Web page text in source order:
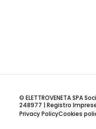
© ELETTROVENETA SPA
248977 | Registro
Privacy PolicyCookies